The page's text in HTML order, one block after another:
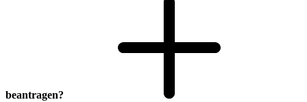
beantragen?